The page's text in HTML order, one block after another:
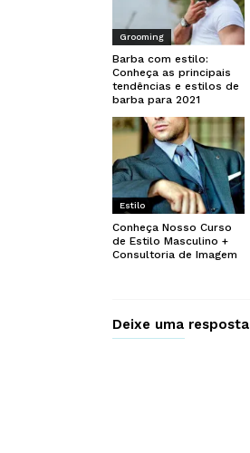
Grooming
Barba com estilo:
Conheça as principais
tendências e estilos de
barba para 2021
Estilo
Conheça Nosso Curso
de Estilo Masculino +
Consultoria de Imagem
Deixe uma resposta